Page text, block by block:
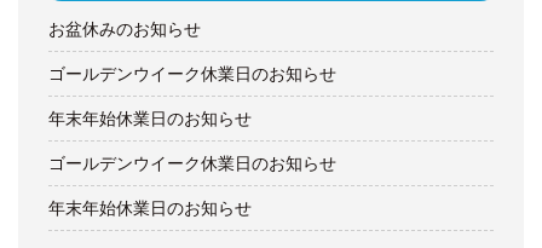
お盆休みのお知らせ
ゴールデンウイーク休業日のお知らせ
年末年始休業日のお知らせ
ゴールデンウイーク休業日のお知らせ
年末年始休業日のお知らせ